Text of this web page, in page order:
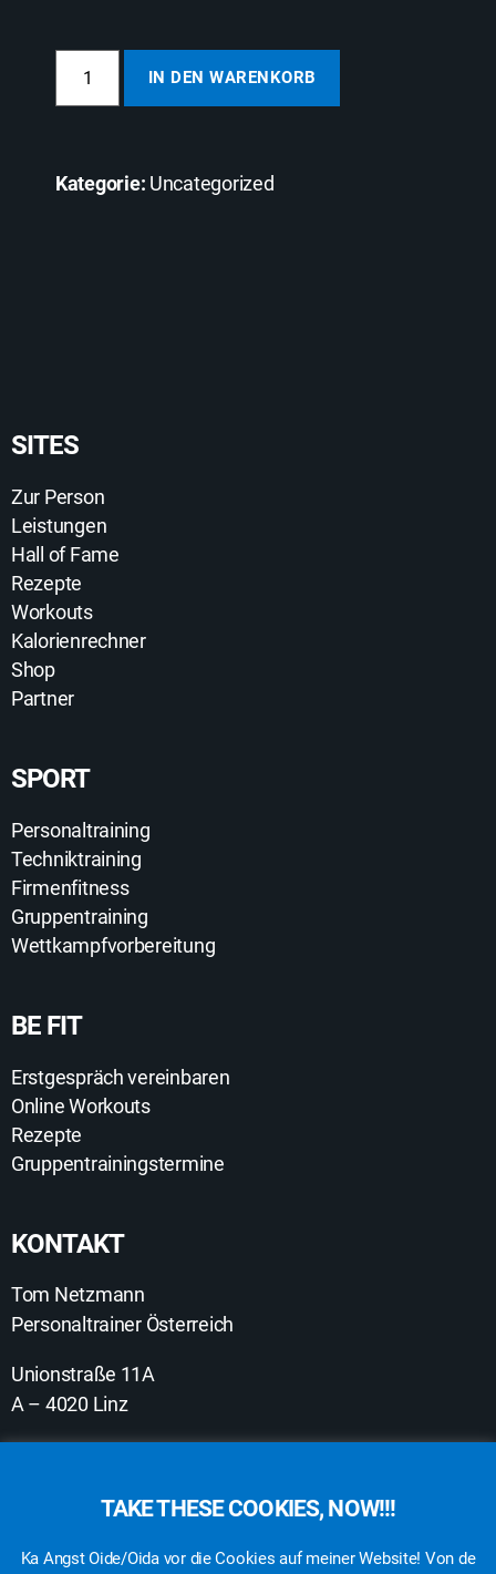
IN DEN WARENKORB
Kategorie: Uncategorized
SITES
Zur Person
Leistungen
Hall of Fame
Rezepte
Workouts
Kalorienrechner
Shop
Partner
SPORT
Personaltraining
Techniktraining
Firmenfitness
Gruppentraining
Wettkampfvorbereitung
BE FIT
Erstgespräch vereinbaren
Online Workouts
Rezepte
Gruppentrainingstermine
KONTAKT
Tom Netzmann
Personaltrainer Österreich
Unionstraße 11A
A – 4020 Linz
trainer@tomnetzmann.at
TAKE THESE COOKIES, NOW!!!
Ka Angst Oide/Oida vor die Cookies auf meiner Website! Von de